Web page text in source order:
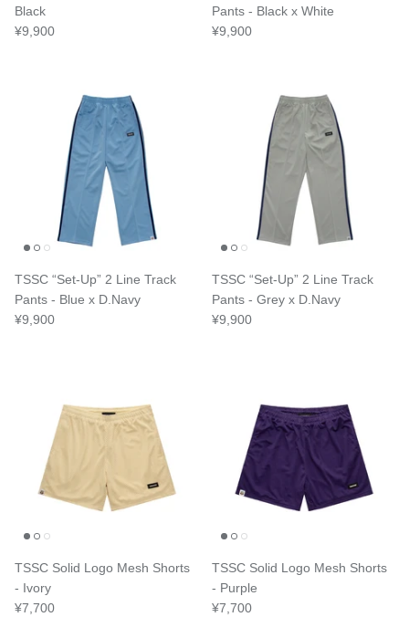
Black
¥9,900
Pants - Black x White
¥9,900
TSSC “Set-Up” 2 Line Track
Pants - Blue x D.Navy
¥9,900
TSSC “Set-Up” 2 Line Track
Pants - Grey x D.Navy
¥9,900
TSSC Solid Logo Mesh Shorts
- Ivory
¥7,700
TSSC Solid Logo Mesh Shorts
- Purple
¥7,700